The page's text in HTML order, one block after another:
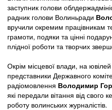
заступник голови
радник голови Волиньради
вручили окремим працівникам
грамоти, подяки та цінні
плідної роботи та творчих
Окрім місцевої влади, на
представники Державного
радіомовлення Володимир
які передали вітання від свого
роботу волинських журналістів.